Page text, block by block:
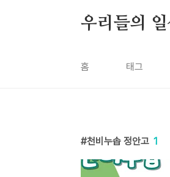
우리들의
홈 태그
천비누솝 정안고 1